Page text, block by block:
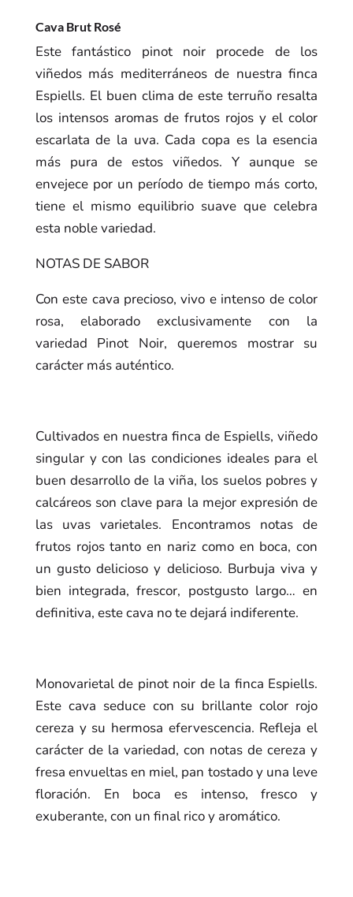
Cava Brut Rosé
Este fantástico pinot noir procede de los
viñedos más mediterráneos de nuestra finca
Espiells. El buen clima de este terruño resalta
los intensos aromas de frutos rojos y el color
escarlata de la uva. Cada copa es la esencia
más pura de estos viñedos. Y aunque se
envejece por un período de tiempo más corto,
tiene el mismo equilibrio suave que celebra
esta noble variedad.
NOTAS DE SABOR
Con este cava precioso, vivo e intenso de color
rosa, elaborado exclusivamente con la
variedad Pinot Noir, queremos mostrar su
carácter más auténtico.
Cultivados en nuestra finca de Espiells, viñedo
singular y con las condiciones ideales para el
buen desarrollo de la viña, los suelos pobres y
calcáreos son clave para la mejor expresión de
las uvas varietales. Encontramos notas de
frutos rojos tanto en nariz como en boca, con
un gusto delicioso y delicioso. Burbuja viva y
bien integrada, frescor, postgusto largo… en
definitiva, este cava no te dejará indiferente.
Monovarietal de pinot noir de la finca Espiells.
Este cava seduce con su brillante color rojo
cereza y su hermosa efervescencia. Refleja el
carácter de la variedad, con notas de cereza y
fresa envueltas en miel, pan tostado y una leve
floración. En boca es intenso, fresco y
exuberante, con un final rico y aromático.